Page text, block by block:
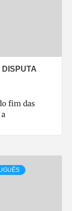
DISPUTA
fim das